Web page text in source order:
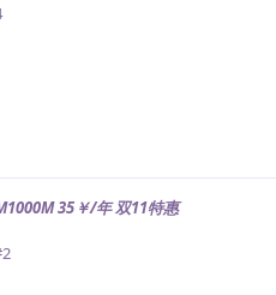
35￥/年 双11特惠
2